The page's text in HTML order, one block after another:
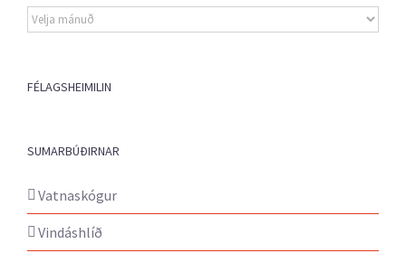
Eldri
fréttir
FÉLAGSHEIMILIN
SUMARBÚÐIRNAR
Vatnaskógur
Vindáshlíð